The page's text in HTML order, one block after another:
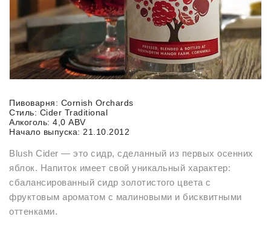
Пивоварня: Cornish Orchards
Стиль: Cider Traditional
Алкоголь: 4,0 ABV
Начало выпуска: 21.10.2012
Blush Cider — это сидр, сделанный из первых осенних
яблок. Напиток имеет свой уникальный характер:
сбалансированный сидр золотистого цвета с
фруктовым ароматом с малиновыми и бисквитными
оттенками.